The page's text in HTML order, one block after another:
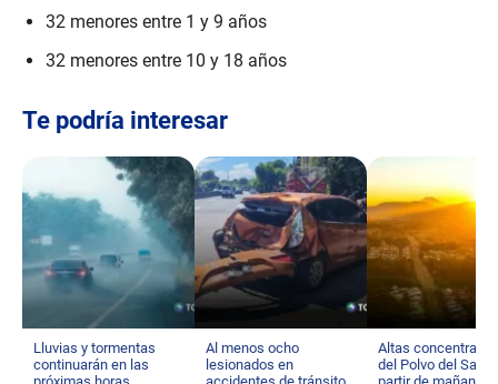
32 menores entre 1 y 9 años
32 menores entre 10 y 18 años
Te podría interesar
Lluvias y tormentas
continuarán en las
Al menos ocho
lesionados en
Altas
del Polvo del